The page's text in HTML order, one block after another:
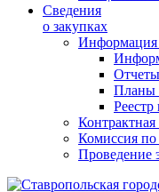
Сведения
о закупках
Информация
Планы
Комиссия по
Проведение